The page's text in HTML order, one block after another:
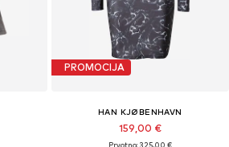
PROMOCIJA
HAN KJØBENHAVN
159,00 €
Prvotno: 325,00 €